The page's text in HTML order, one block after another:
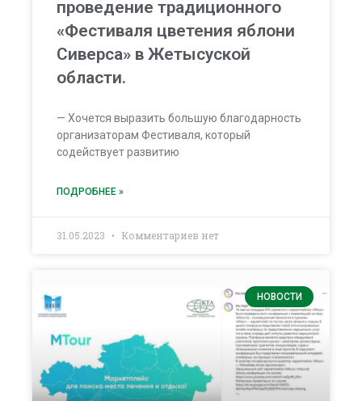
проведение традиционного
«Фестиваля цветения яблони
Сиверса» в Жетысуской
области.
— Хочется выразить большую благодарность
организаторам Фестиваля, который
содействует развитию
ПОДРОБНЕЕ »
31.05.2023 Комментариев нет
НОВОСТИ